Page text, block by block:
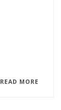
READ MORE